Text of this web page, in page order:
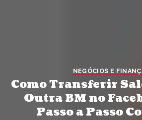
NEGÓCIOS E
Como Transferir
Outra BM no
Passo a Passo